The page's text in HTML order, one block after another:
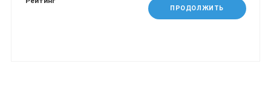
ПРОДОЛЖИТЬ